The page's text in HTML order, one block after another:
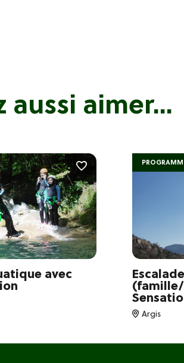
aimer...
avec
Argis